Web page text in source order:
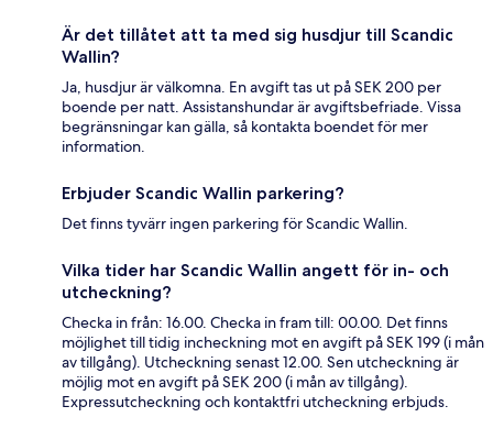
Är det tillåtet att ta med sig husdjur till Scandic
Wallin?
Ja, husdjur är välkomna. En avgift tas ut på SEK 200 per
boende per natt. Assistanshundar är avgiftsbefriade. Vissa
begränsningar kan gälla, så kontakta boendet för mer
information.
Erbjuder Scandic Wallin parkering?
Det finns tyvärr ingen parkering för Scandic Wallin.
Vilka tider har Scandic Wallin angett för in- och
utcheckning?
Checka in från: 16.00. Checka in fram till: 00.00. Det finns
möjlighet till tidig incheckning mot en avgift på SEK 199 (i mån
av tillgång). Utcheckning senast 12.00. Sen utcheckning är
möjlig mot en avgift på SEK 200 (i mån av tillgång).
Expressutcheckning och kontaktfri utcheckning erbjuds.